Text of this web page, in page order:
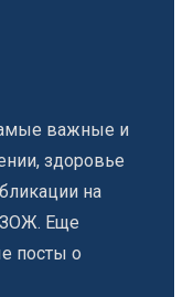
важные и
здоровье
на
ЗОЖ. Еще
посты о